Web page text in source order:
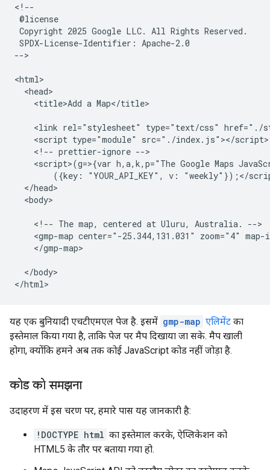
<!--
@license
Copyright 2025 Google LLC. All Rights Reserved.
SPDX-License-Identifier: Apache-2.0
-->
<html>
  <head>
    <title>Add a Map</title>
<link rel="stylesheet" type="text/css" href="./
    <script type="module" src="./index.js"></script>
    <!-- prettier-ignore -->
<script>(g=>{var h,a,k,p="The Google Maps
({key: "YOUR_API_KEY", v: "weekly"});</
  </head>
  <body>
    <!-- The map, centered at Uluru, Australia. -->
<gmp-map center="-25.344,131.031" zoom="4" map-
    </gmp-map>
  </body>
</html>
यह एक बुनियादी एचटीएमएल पेज है. इसमें gmp-map एलिमेंट का
इस्तेमाल किया गया है, ताकि पेज पर मैप दिखाया जा सके. मैप खाली
होगा, क्योंकि हमने अब तक कोई JavaScript कोड नहीं जोड़ा है.
कोड को समझना
उदाहरण में इस चरण पर, हमारे पास यह जानकारी है:
!DOCTYPE html का इस्तेमाल करके, ऐप्लिकेशन को
HTML5 के तौर पर बताया गया हो.